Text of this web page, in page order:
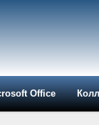
Office